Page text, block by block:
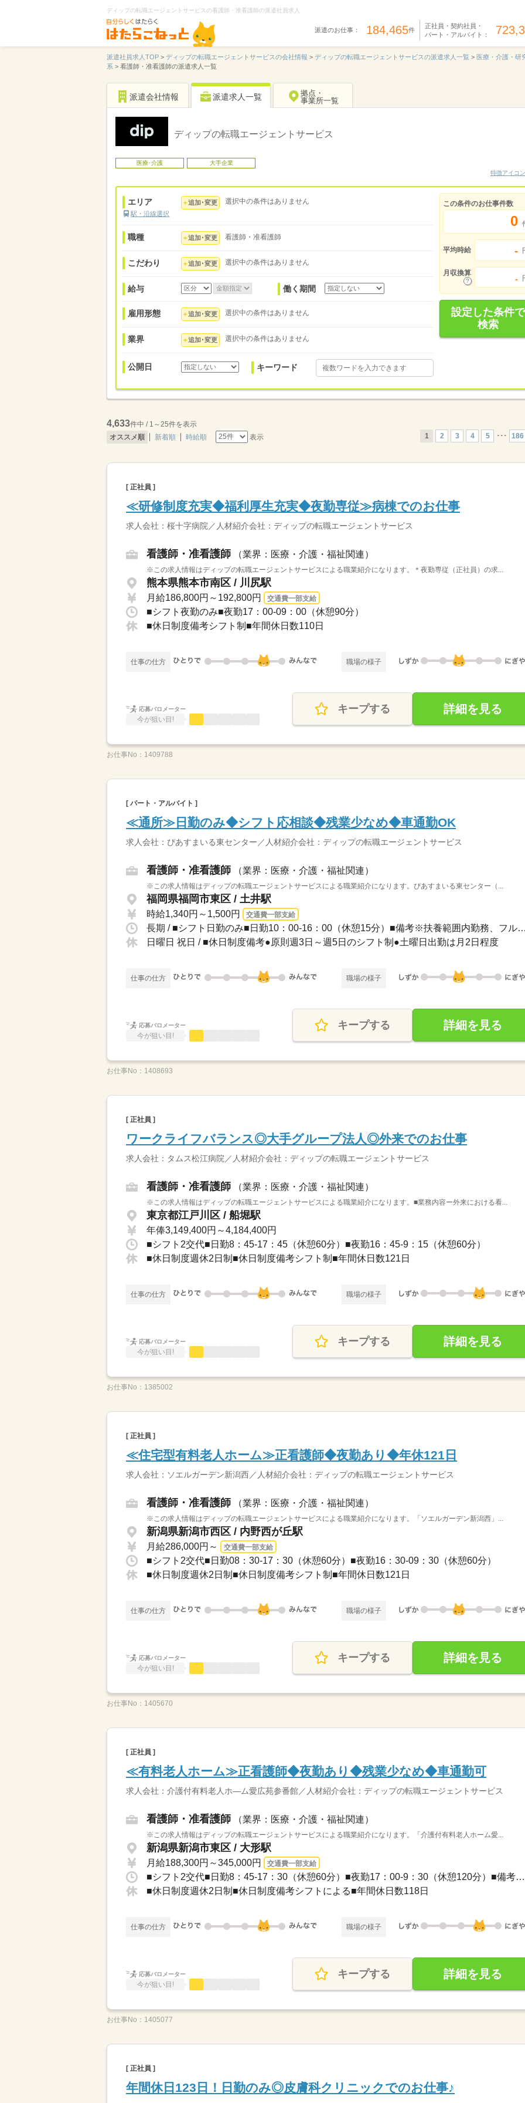
ディップの転職エージェントサービスの看護師・准看護師の派遣社員求人
派遣のお仕事： 184,465件
正社員・契約社員・
パート・アルバイト：
派遣社員求人TOP > ディップの転職エージェントサービスの会社情報 > ディップの転職エージェントサービスの派遣求人一覧 > 医療・介護・研
系 > 看護師・准看護師の派遣求人一覧
派遣会社情報 派遣求人一覧
拠点・
事業所一覧
ディップの転職エージェントサービス
医療･介護
大手企業
特徴アイコ
エリア
駅・沿線選択
追加･変更 選択中の条件はありません
職種 追加･変更 看護師・准看護師
こだわり 追加･変更 選択中の条件はありません
給与 働く期間
雇用形態 追加･変更 選択中の条件はありません
業界 追加･変更 選択中の条件はありません
公開日 キーワード
この条件のお仕事件数
0
平均時給 -
月収換算
-
設定した条件で
検索
4,633件中 / 1～25件を表示
オススメ順
新着順 時給順 表示 1 2 3 4 5 ･･･ 186
[ 正社員 ]
≪研修制度充実◆福利厚生充実◆夜勤専従≫病棟でのお仕事
求人会社：桜十字病院／人材紹介会社：ディップの転職エージェントサービス
看護師・准看護師 （業界：医療・介護・福祉関連）
※この求人情報はディップの転職エージェントサービスによる職業紹介になります。＊夜勤専従（正社員）の求...
熊本県熊本市南区 / 川尻駅
月給186,800円～192,800円 交通費一部支給
■シフト夜勤のみ■夜勤17：00-09：00（休憩90分）
■休日制度備考シフト制■年間休日数110日
仕事の仕方 職場の様子
応募バロメーター
今が狙い目!
キープする 詳細を見る
お仕事No： 1409788
[ パート・アルバイト ]
≪通所≫日勤のみ◆シフト応相談◆残業少なめ◆車通勤OK
求人会社：ぴあすまいる東センター／人材紹介会社：ディップの転職エージェントサービス
看護師・准看護師 （業界：医療・介護・福祉関連）
※この求人情報はディップの転職エージェントサービスによる職業紹介になります。ぴあすまいる東センター（...
福岡県福岡市東区 / 土井駅
時給1,340円～1,500円 交通費一部支給
長期 / ■シフト日勤のみ■日勤10：00-16：00（休憩15分）■備考※扶養範囲内勤務、フルパ...
日曜日 祝日 / ■休日制度備考●原則週3日～週5日のシフト制●土曜日出勤は月2日程度
仕事の仕方 職場の様子
応募バロメーター
今が狙い目!
キープする 詳細を見る
お仕事No： 1408693
[ 正社員 ]
ワークライフバランス◎大手グループ法人◎外来でのお仕事
求人会社：タムス松江病院／人材紹介会社：ディップの転職エージェントサービス
看護師・准看護師 （業界：医療・介護・福祉関連）
※この求人情報はディップの転職エージェントサービスによる職業紹介になります。■業務内容ー外来における看...
東京都江戸川区 / 船堀駅
年俸3,149,400円～4,184,400円
■シフト2交代■日勤8：45-17：45（休憩60分）■夜勤16：45-9：15（休憩60分）
■休日制度週休2日制■休日制度備考シフト制■年間休日数121日
仕事の仕方 職場の様子
応募バロメーター
今が狙い目!
キープする 詳細を見る
お仕事No： 1385002
[ 正社員 ]
≪住宅型有料老人ホーム≫正看護師◆夜勤あり◆年休121日
求人会社：ソエルガーデン新潟西／人材紹介会社：ディップの転職エージェントサービス
看護師・准看護師 （業界：医療・介護・福祉関連）
※この求人情報はディップの転職エージェントサービスによる職業紹介になります。「ソエルガーデン新潟西」...
新潟県新潟市西区 / 内野西が丘駅
月給286,000円～ 交通費一部支給
■シフト2交代■日勤08：30-17：30（休憩60分）■夜勤16：30-09：30（休憩60分）
■休日制度週休2日制■休日制度備考シフト制■年間休日数121日
仕事の仕方 職場の様子
応募バロメーター
今が狙い目!
キープする 詳細を見る
お仕事No： 1405670
[ 正社員 ]
≪有料老人ホーム≫正看護師◆夜勤あり◆残業少なめ◆車通勤可
求人会社：介護付有料老人ホ―ム愛広苑参番館／人材紹介会社：ディップの転職エージェントサービス
看護師・准看護師 （業界：医療・介護・福祉関連）
※この求人情報はディップの転職エージェントサービスによる職業紹介になります。「介護付有料老人ホーム愛...
新潟県新潟市東区 / 大形駅
月給188,300円～345,000円 交通費一部支給
■シフト2交代■日勤8：45-17：30（休憩60分）■夜勤17：00-9：30（休憩120分）■備考変形...
■休日制度週休2日制■休日制度備考シフトによる■年間休日数118日
仕事の仕方 職場の様子
応募バロメーター
今が狙い目!
キープする 詳細を見る
お仕事No： 1405077
[ 正社員 ]
年間休日123日！日勤のみ◎皮膚科クリニックでのお仕事♪